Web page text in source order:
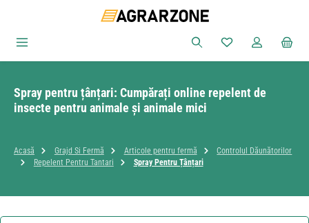
Sari la conținutul principal
Aveți 0 articole
Spray pentru țânțari: Cumpărați online repelent de
insecte pentru animale și animale mici
Acasă Grajd Si Fermă Articole pentru fermă
Controlul Dăunătorilor
Repelent Pentru Tantari
Spray Pentru Țânțari